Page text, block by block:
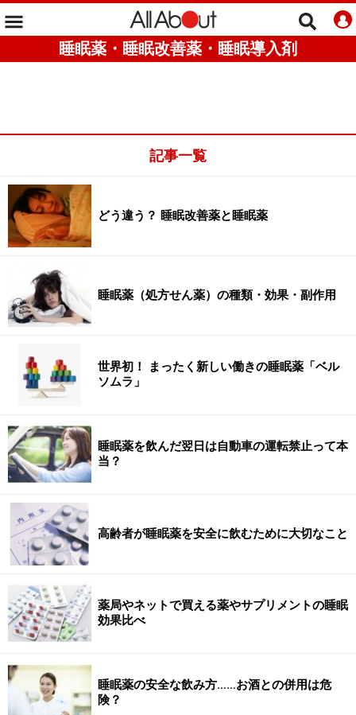
睡眠薬・睡眠改善薬・睡眠導入剤
記事一覧
どう違う？ 睡眠改善薬と睡眠薬
睡眠薬（処方せん薬）の種類・効果・副作用
世界初！ まったく新しい働きの睡眠薬「ベル
ソムラ」
睡眠薬を飲んだ翌日は自動車の運転禁止って本
当？
高齢者が睡眠薬を安全に飲むために大切なこと
薬局やネットで買える薬やサプリメントの睡眠
効果比べ
睡眠薬の安全な飲み方……お酒との併用は危
険？